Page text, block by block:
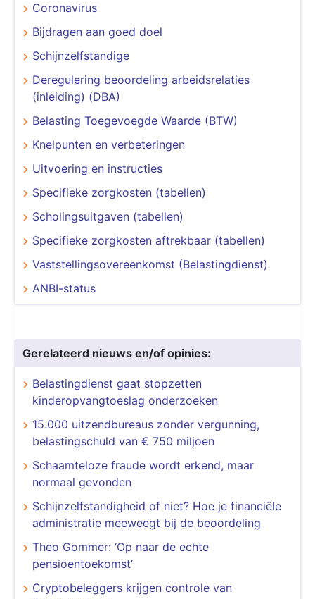
Coronavirus
Bijdragen aan goed doel
Schijnzelfstandige
Deregulering beoordeling arbeidsrelaties
(inleiding) (DBA)
Belasting Toegevoegde Waarde (BTW)
Knelpunten en verbeteringen
Uitvoering en instructies
Specifieke zorgkosten (tabellen)
Scholingsuitgaven (tabellen)
Specifieke zorgkosten aftrekbaar (tabellen)
Vaststellingsovereenkomst (Belastingdienst)
ANBI-status
Gerelateerd nieuws en/of opinies:
Belastingdienst gaat stopzetten
kinderopvangtoeslag onderzoeken
15.000 uitzendbureaus zonder vergunning,
belastingschuld van € 750 miljoen
Schaamteloze fraude wordt erkend, maar
normaal gevonden
Schijnzelfstandigheid of niet? Hoe je financiële
administratie meeweegt bij de beoordeling
Theo Gommer: ‘Op naar de echte
pensioentoekomst’
Cryptobeleggers krijgen controle van